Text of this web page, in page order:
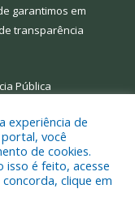
garantimos em
transparência
Pública
de Limoeiro
experiência de
você
de cookies.
isso é feito, acesse
concorda, clique em